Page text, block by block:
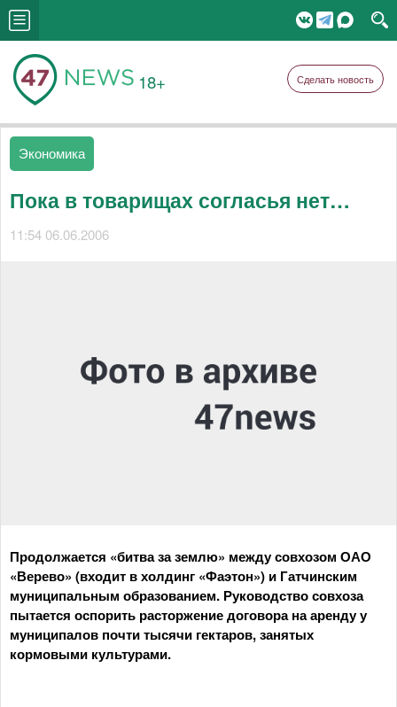
18+ Сделать новость
Экономика
Пока в товарищах согласья нет…
11:54 06.06.2006
Продолжается «битва за землю» между совхозом ОАО
«Верево» (входит в холдинг «Фаэтон») и Гатчинским
муниципальным образованием. Руководство совхоза
пытается оспорить расторжение договора на аренду у
муниципалов почти тысячи гектаров, занятых
кормовыми культурами.